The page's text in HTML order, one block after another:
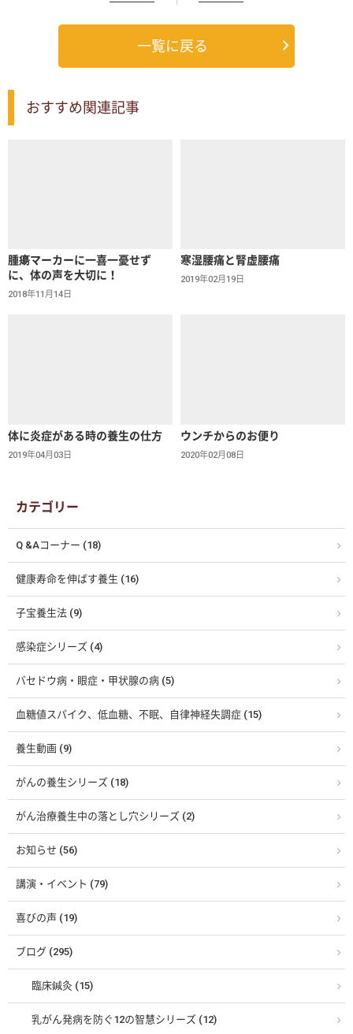
一覧に戻る
おすすめ関連記事
腫瘍マーカーに一喜一憂せず
に、体の声を大切に！
2018年11月14日
寒湿腰痛と腎虚腰痛
2019年02月19日
体に炎症がある時の養生の仕方
2019年04月03日
ウンチからのお便り
2020年02月08日
カテゴリー
Q &Aコーナー (18)
健康寿命を伸ばす養生 (16)
子宝養生法 (9)
感染症シリーズ (4)
バセドウ病・眼症・甲状腺の病 (5)
血糖値スパイク、低血糖、不眠、自律神経失調症 (15)
養生動画 (9)
がんの養生シリーズ (18)
がん治療養生中の落とし穴シリーズ (2)
お知らせ (56)
講演・イベント (79)
喜びの声 (19)
ブログ (295)
臨床鍼灸 (15)
乳がん発病を防ぐ12の智慧シリーズ (12)